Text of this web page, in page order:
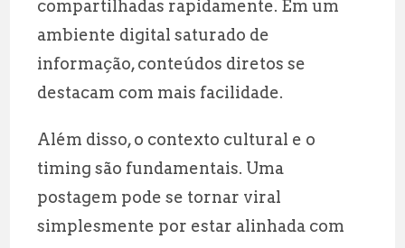
compartilhadas rapidamente. Em um
ambiente digital saturado de
informação, conteúdos diretos se
destacam com mais facilidade.
Além disso, o contexto cultural e o
timing são fundamentais. Uma
postagem pode se tornar viral
simplesmente por estar alinhada com